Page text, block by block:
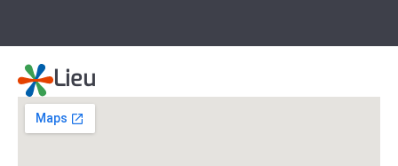
Lieu